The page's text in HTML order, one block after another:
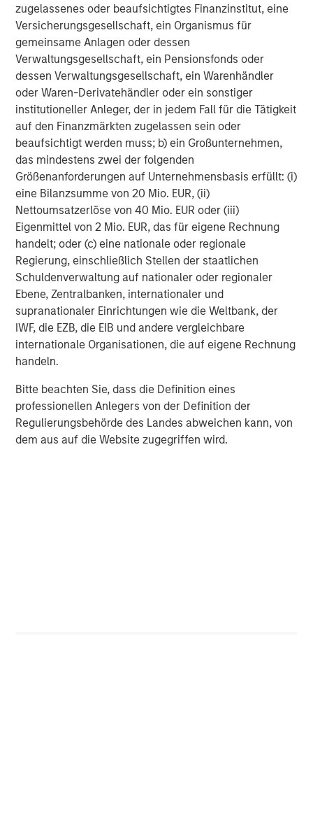
zugelassenes oder beaufsichtigtes Finanzinstitut, eine
Versicherungsgesellschaft, ein Organismus für
gemeinsame Anlagen oder dessen
Verwaltungsgesellschaft, ein Pensionsfonds oder
dessen Verwaltungsgesellschaft, ein Warenhändler
oder Waren-Derivatehändler oder ein sonstiger
institutioneller Anleger, der in jedem Fall für die Tätigkeit
auf den Finanzmärkten zugelassen sein oder
beaufsichtigt werden muss; b) ein Großunternehmen,
das mindestens zwei der folgenden
Größenanforderungen auf Unternehmensbasis erfüllt: (i)
eine Bilanzsumme von 20 Mio. EUR, (ii)
Nettoumsatzerlöse von 40 Mio. EUR oder (iii)
Eigenmittel von 2 Mio. EUR, das für eigene Rechnung
handelt; oder (c) eine nationale oder regionale
Regierung, einschließlich Stellen der staatlichen
Schuldenverwaltung auf nationaler oder regionaler
Ebene, Zentralbanken, internationaler und
supranationaler Einrichtungen wie die Weltbank, der
IWF, die EZB, die EIB und andere vergleichbare
internationale Organisationen, die auf eigene Rechnung
handeln.
Bitte beachten Sie, dass die Definition eines
professionellen Anlegers von der Definition der
Regulierungsbehörde des Landes abweichen kann, von
dem aus auf die Website zugegriffen wird.
Source: Bloomberg Finance, as of June 2025.
Forecasts and/or estimates provided herein are subject to
change and may not actually come to pass.
We expect executive confidence to grow in the second
half of the year as U.S. policy increasingly normalizes
and tax reforms gain traction. In our view, both will help to
improve the outlook for the second half of the year. We
think the resulting relief will be both secular and
economic, which, over time, could powerfully benefit
capital spenders and recipients alike.
of 2025, we believe companies are adjusting to the new
era of tariffs, trade and tax reform—and are refocusing on
their long-term business plans.We think the network
effects of greater capital expenditure will be vast, both